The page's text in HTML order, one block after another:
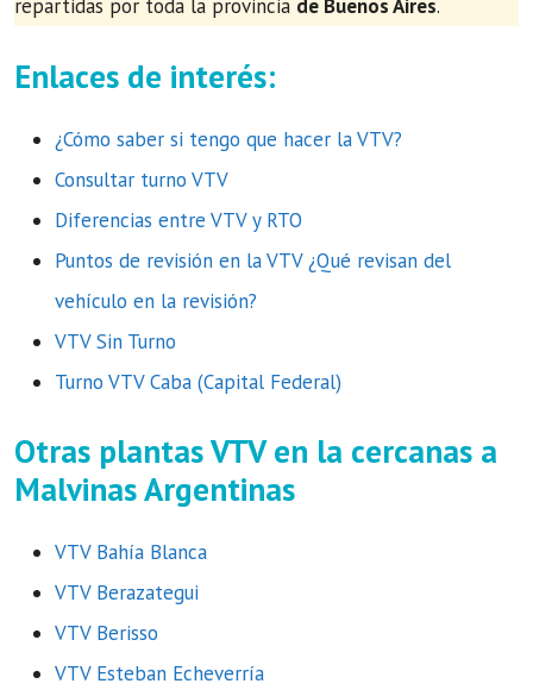
repartidas por toda la provincia de Buenos Aires.
Enlaces de interés:
¿Cómo saber si tengo que hacer la VTV?
Consultar turno VTV
Diferencias entre VTV y RTO
Puntos de revisión en la VTV ¿Qué revisan del
vehículo en la revisión?
VTV Sin Turno
Turno VTV Caba (Capital Federal)
Otras plantas VTV en la cercanas a
Malvinas Argentinas
VTV Bahía Blanca
VTV Berazategui
VTV Berisso
VTV Esteban Echeverría